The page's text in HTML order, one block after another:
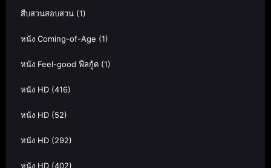
สืบสวนสอบสวน (1)
หนัง Coming-of-Age (1)
หนัง Feel-good ฟีลกู้ด (1)
หนัง HD (416)
หนัง HD (52)
หนัง HD (292)
หนัง HD (402)